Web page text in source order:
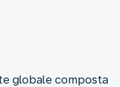
globale composta